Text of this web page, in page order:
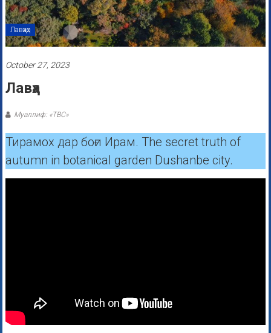
Лавҳаҳо
October 27, 2023
Лавҳа
Муаллиф: «ТВС»
Тирамох дар боғи Ирам. The secret truth of
autumn in botanical garden Dushanbe city.